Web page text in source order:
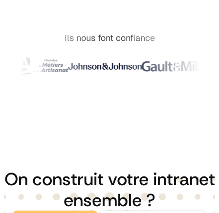
Ils nous font confiance
On construit votre intranet
ensemble ?